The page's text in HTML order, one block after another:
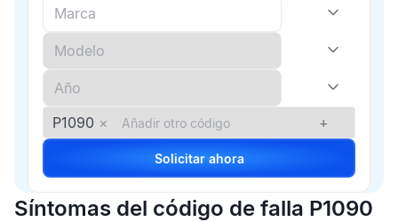
P1090 × +
Solicitar ahora
Síntomas del código de falla P1090